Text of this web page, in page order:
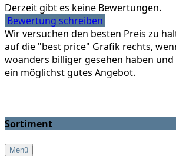
Derzeit gibt es keine Bewertungen.
Bewertung schreiben
Wir versuchen den besten Preis zu
auf die "best price" Grafik rechts,
woanders billiger gesehen haben
ein möglichst gutes Angebot.
Sortiment
Menü